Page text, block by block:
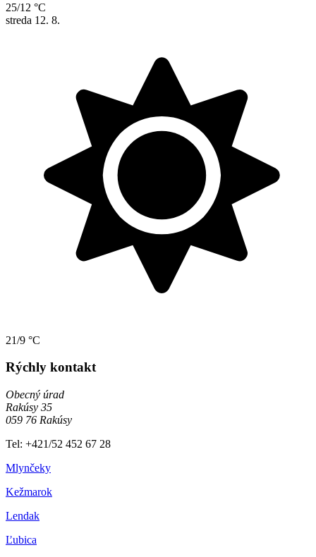
25/12 °C
streda 12. 8.
21/9 °C
Rýchly kontakt
Obecný úrad
Rakúsy 35
059 76 Rakúsy
Tel: +421/52 452 67 28
Mlynčeky
Kežmarok
Lendak
Ľubica